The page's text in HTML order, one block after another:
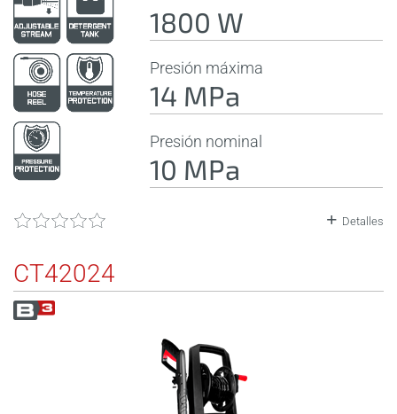
1800 W
Presión máxima
14 MPa
Presión nominal
10 MPa
Detalles
CT42024